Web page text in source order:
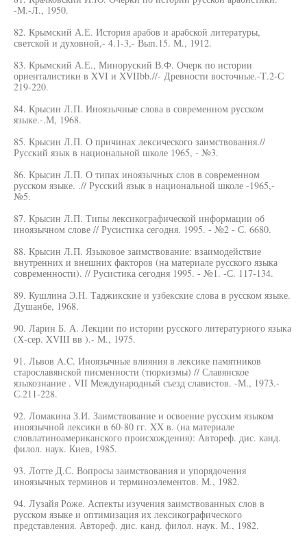
-М.-Л., 1950.
82. Крымский А.Е. История арабов и арабской литературы,
светской и духовной,- 4.1-3,- Вып.15. М., 1912.
83. Крымский А.Е., Миноруский В.Ф. Очерк по истории
ориенталистики в XVI и XVIIbb.//- Древности восточные.-Т.2-С
219-220.
84. Крысин Л.П. Иноязычные слова в современном русском
языке.-.М, 1968.
85. Крысин Л.П. О причинах лексического заимствования.//
Русский язык в национальной школе 1965, - №3.
86. Крысин Л.П. О типах иноязычных слов в современном
русском языке. .// Русский язык в национальной школе -1965,-
№5.
87. Крысин Л.П. Типы лексикографической информации об
иноязычном слове // Русистика сегодня. 1995. - №2 - С. 6680.
88. Крысин Л.П. Языковое заимствование: взаимодействие
внутренних и внешних факторов (на материале русского языка
современности). // Русистика сегодня 1995. - №1. -С. 117-134.
89. Кушлина Э.Н. Таджикские и узбекские слова в русском языке.
Душанбе, 1968.
90. Ларин Б. А. Лекции по истории русского литературного языка
(Х-сер. XVIII вв ).- М., 1975.
91. Львов A.C. Иноязычные влияния в лексике памятников
старославянской писменности (тюркизмы) // Славянское
языкознание . VII Международный съезд славистов. -М., 1973.-
С.211-228.
92. Ломакина З.И. Заимствование и освоение русским языком
иноязычной лексики в 60-80 гг. XX в. (на материале
словлатиноамериканского происхождения): Автореф. дис. канд.
филол. наук. Киев, 1985.
93. Лотте Д.С. Вопросы заимствования и упорядочения
иноязычных терминов и терминоэлементов. М., 1982.
94. Лузайя Роже. Аспекты изучения заимствованных слов в
русском языке и оптимизация их лексикографического
представления. Автореф. дис. канд. филол. наук. М., 1982.